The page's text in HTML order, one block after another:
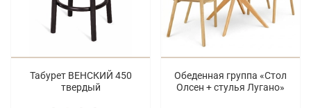
Табурет ВЕНСКИЙ 450
твердый
Обеденная группа «Стол
Олсен + стулья Лугано»